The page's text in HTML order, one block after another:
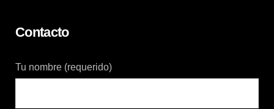
Contacto
Tu nombre (requerido)